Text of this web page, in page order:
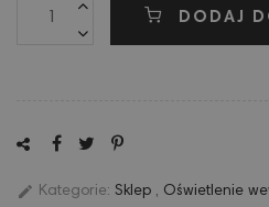
DODAJ
edit Kategorie: Sklep , Oświetlenie